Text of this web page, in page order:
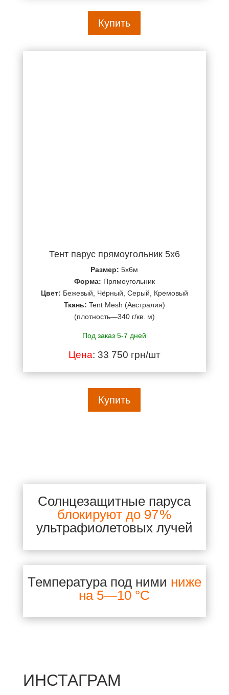
Купить
Тент парус прямоугольник 5х6
Размер: 5х6м
Форма: Прямоугольник
Цвет: Бежевый, Чёрный, Серый, Кремовый
Ткань: Tent Mesh (Австралия)
(плотность—340 г/кв. м)
Под заказ 5-7 дней
Цена: 33 750 грн/шт
Купить
Солнцезащитные паруса
блокируют до 97 %
ультрафиолетовых лучей
Температура под ними ниже
на 5—10 °С
ИНСТАГРАМ